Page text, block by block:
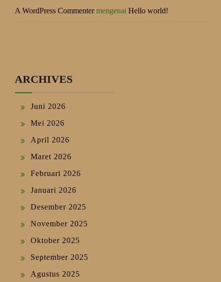
A WordPress Commentermengenai Hello world!
ARCHIVES
Juni 2026
Mei 2026
April 2026
Maret 2026
Februari 2026
Januari 2026
Desember 2025
November 2025
Oktober 2025
September 2025
Agustus 2025